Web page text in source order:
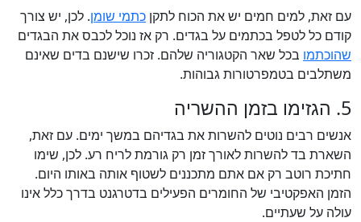
עם זאת, למים חמים יש את הכוח לתקן כתמי שומן. לכן, יש צורך
קודם כל לטפל בכתמים על בגדים. רק אז נוכל לכבס את הבגדים
שהוכתמו בכל שאר הקטגוריה שלהם. זכרו שישנם בדים שאינם
משתלבים בטמפרטורות גבוהות.
5. הגזימו בזמן ההשריה
אנשים רבים נוטים להשרות את בגדיהם במשך ימים. עם זאת,
השארת בד להשרות לאורך זמן רק גורמת לריח רע. לכן, שימו
חתיכת רוטב רק אם אתם מתכננים לשטוף אותה באותו היום.
הזמן האפקטיבי של החומרים הפעילים בדטרגנט בדרך כלל אינו
עולה על שעתיים.